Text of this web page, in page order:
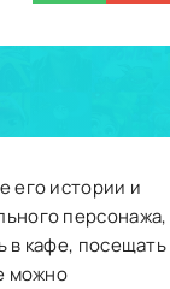
его истории и
персонажа,
в кафе, посещать
можно